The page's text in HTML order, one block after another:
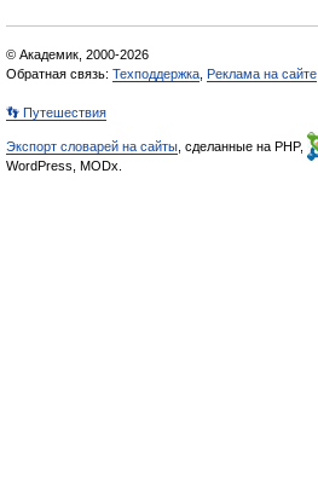
© Академик, 2000-2026
Обратная связь: Техподдержка Реклама на сайте
👣 Путешествия
Экспорт словарей на сайты , сделанные на PHP,
WordPress, MODx.